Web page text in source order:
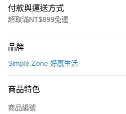
付款與運送方式
超取滿NT$899免運
信用卡一次付款
Apple Pay
街口支付
品牌
Simple Zone 好感生活
商品特色
商品編號